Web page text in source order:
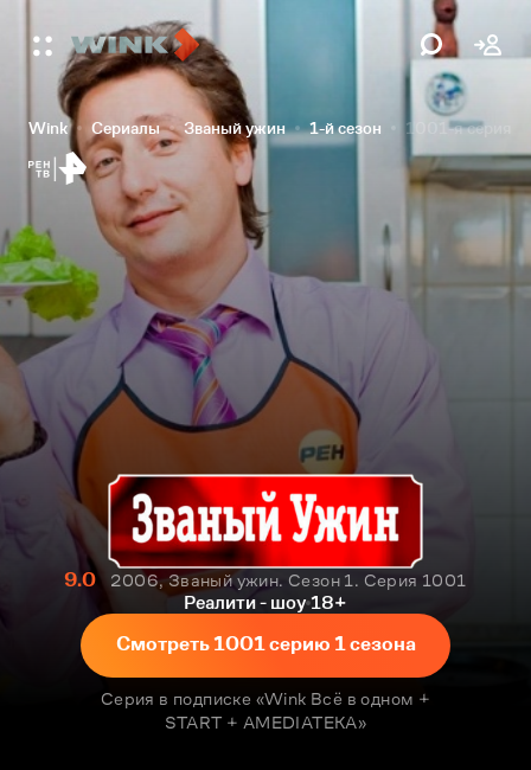
Wink Сериалы Званый ужин 1-й сезон 1001-я серия
9.0
2006, Званый ужин. Сезон 1. Серия 1001
Реалити - шоу 18+
Смотреть 1001 серию 1 сезона
Серия в подписке «Wink Всё в одном +
START + AMEDIATEKA»